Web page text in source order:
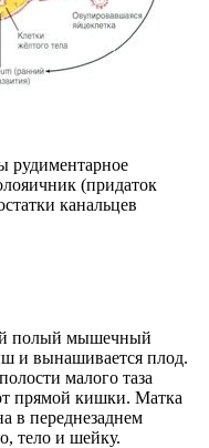
рудиментарное
(придаток
канальцев
полый мышечный
и вынашивается плод.
малого таза
прямой кишки. Матка
в переднезаднем
тело и шейку.